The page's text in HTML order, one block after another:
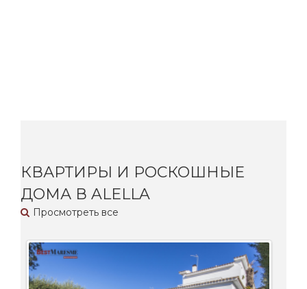
КВАРТИРЫ И РОСКОШНЫЕ
ДОМА В ALELLA
Просмотреть все